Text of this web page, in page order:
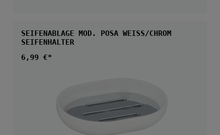
SEIFENABLAGE MOD. POSA WEISS/CHROM
SEIFENHALTER
Regulärer Preis:
6,99 €*